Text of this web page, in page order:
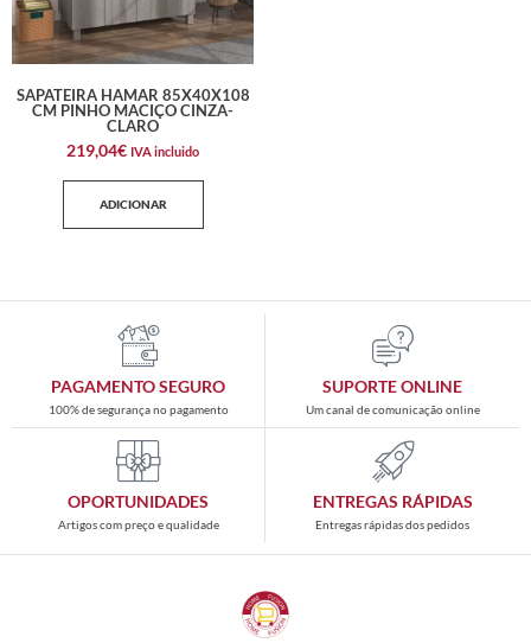
SAPATEIRA HAMAR 85X40X108
CM PINHO MACIÇO CINZA-
CLARO
219,04€ IVA incluido
ADICIONAR
PAGAMENTO SEGURO
100% de segurança no pagamento
SUPORTE ONLINE
Um canal de comunicação online
OPORTUNIDADES
Artigos com preço e qualidade
ENTREGAS RÁPIDAS
Entregas rápidas dos pedidos